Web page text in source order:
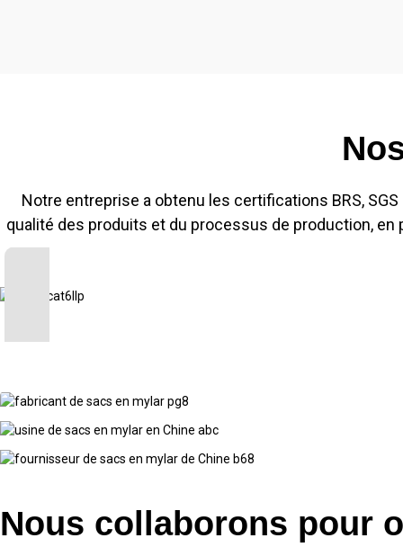
Notre entreprise a obtenu les certifications BRS,
qualité des produits et du processus de production,
Nous collaborons pour